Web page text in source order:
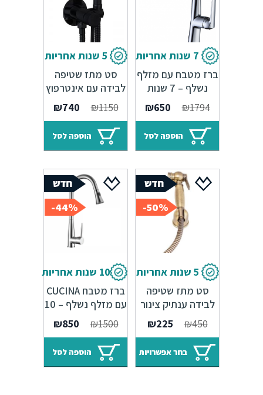
7 שנות אחריות
ברז מטבח עם מזלף
נשלף – 7 שנות
אחריות Sedal
₪1794
המחיר
המקורי
היה:
₪1794.
₪650
המחיר
הנוכחי
הוא:
₪650.
הוספה לסל
5 שנות אחריות
סט מתז שטיפה
לבידה עם אינטרפוץ
למים חמים וקרים –
שחור מט
₪1150
המחיר
המקורי
היה:
₪1150.
₪740
הנוכחי
הוא:
₪740.
הוספה לסל
50%-
5 שנות אחריות
סט מתז שטיפה
לבידה ענתיק צינור
ברז ביטחון ותושבת –
ברונזה
₪450
₪225
בחר אפשרויות
44%-
10 שנות אחריות
ברז מטבח CUCINA
עם מזלף נשלף – 10
שנות אחריות
₪1500
המחיר
המקורי
היה:
₪1500.
₪850
הנוכחי
הוא:
₪850.
הוספה לסל